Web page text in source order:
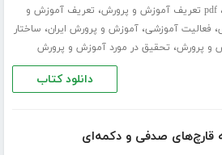
،pdf تعریف آموزش و پرورش ، تعریف آموزش و
، فعالیت آموزشی،آموزش و پرورش ایران، ساختار
و پرورش، تحقیق در مورد آموزش و پرورش
دانلود کتاب
قارچ‌های صدفی و دکمه‌ای